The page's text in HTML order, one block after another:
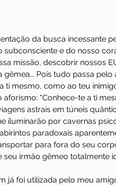
da busca incessante
subconsciente e do nosso
missão, descobrir nossos
Pois tudo passa
ti mesmo, como ao teu
aforismo: "Conhece-te a ti
astrais em túneis
iluminarão por cavernas
paradoxais
para fora do seu
irmão gêmeo totalmente
já foi utilizada pelo meu